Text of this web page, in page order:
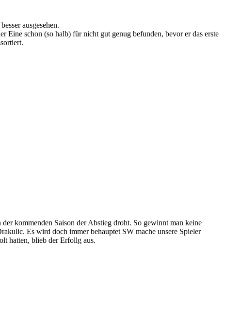
ausgesehen.
Eine schon (so halb) für nicht gut genug befunden, bevor er das erste
kommenden Saison der Abstieg droht. So gewinnt man keine
Es wird doch immer behauptet SW mache unsere Spieler
hatten, blieb der Erfollg aus.